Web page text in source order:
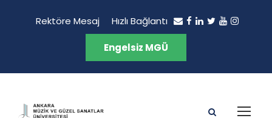
Rektöre Mesaj Hızlı Bağlantı
Engelsiz MGÜ